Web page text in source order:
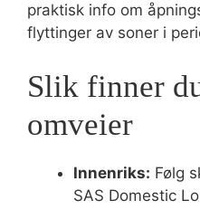
praktisk info om
flyttinger av soner i
Slik finner
omveier
Innenriks: Følg
SAS Domestic